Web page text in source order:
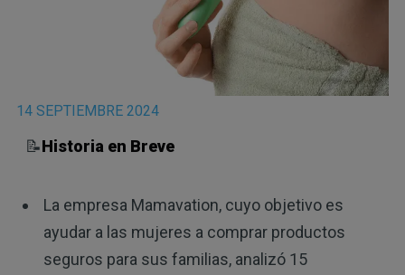
14 SEPTIEMBRE 2024
📝Historia en Breve
La empresa Mamavation, cuyo objetivo es
ayudar a las mujeres a comprar productos
seguros para sus familias, analizó 15